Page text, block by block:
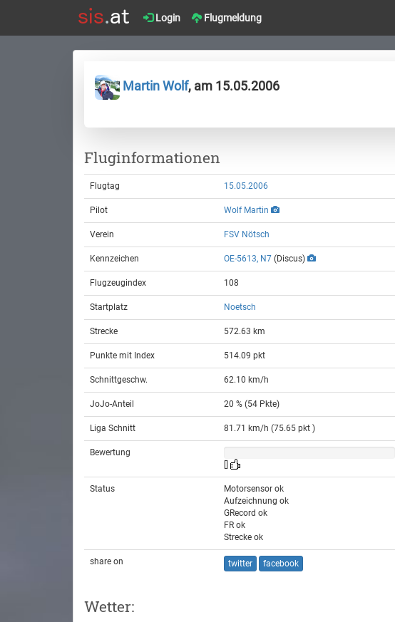
Login Flugmeldung
Martin Wolf, am 15.05.2006
Fluginformationen
Flugtag 15.05.2006
Pilot Wolf Martin
Verein FSV Nötsch
Kennzeichen OE-5613, N7 (Discus)
Flugzeugindex 108
Startplatz Noetsch
Strecke 572.63 km
Punkte mit Index 514.09 pkt
Schnittgeschw. 62.10 km/h
JoJo-Anteil 20 % (54 Pkte)
Liga Schnitt 81.71 km/h (75.65 pkt )
Bewertung
[]
Status
Motorsensor ok
Aufzeichnung ok
GRecord ok
FR ok
Strecke ok
share on twitter facebook
Wetter: